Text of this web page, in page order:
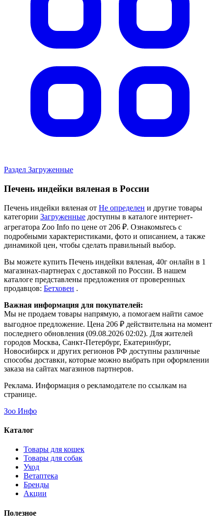
Раздел Загруженные
Печень индейки вяленая в России
Печень индейки вяленая от Не определен и другие товары
категории Загруженные доступны в каталоге интернет-
агрегатора Zoo Info по цене от 206 ₽. Ознакомьтесь с
подробными характеристиками, фото и описанием, а также
динамикой цен, чтобы сделать правильный выбор.
Вы можете купить Печень индейки вяленая, 40г онлайн в 1
магазинах-партнерах с доставкой по России. В нашем
каталоге представлены предложения от проверенных
продавцов: Бетховен .
Важная информация для покупателей:
Мы не продаем товары напрямую, а помогаем найти самое
выгодное предложение. Цена 206 ₽ действительна на момент
последнего обновления (09.08.2026 02:02). Для жителей
городов Москва, Санкт-Петербург, Екатеринбург,
Новосибирск и других регионов РФ доступны различные
способы доставки, которые можно выбрать при оформлении
заказа на сайтах магазинов партнеров.
Реклама. Информация о рекламодателе по ссылкам на
странице.
Зоо Инфо
Каталог
Товары для кошек
Товары для собак
Уход
Ветаптека
Бренды
Акции
Полезное